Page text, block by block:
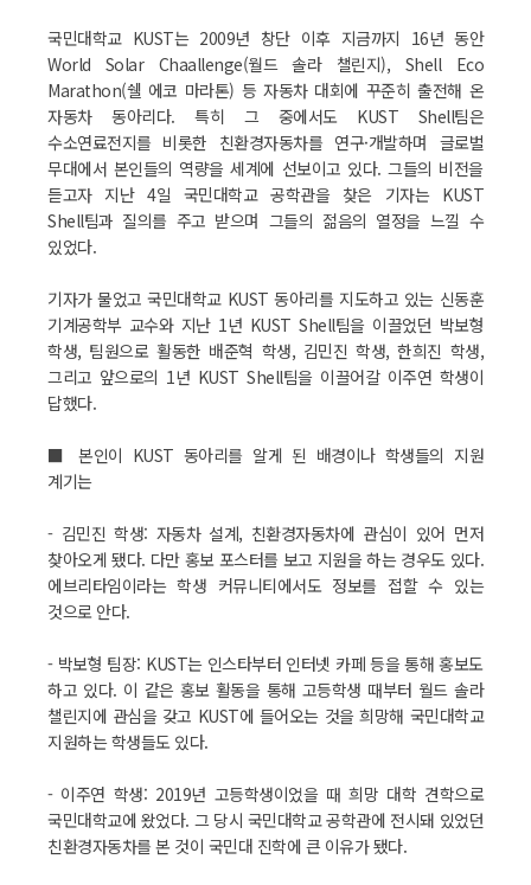
국민대학교 KUST는 2009년 창단 이후 지금까지 16년 동안
World Solar Chaallenge(월드 솔라 챌린지), Shell Eco
Marathon(쉘 에코 마라톤) 등 자동차 대회에 꾸준히 출전해 온
자동차 동아리다. 특히 그 중에서도 KUST Shell팀은
수소연료전지를 비롯한 친환경자동차를 연구·개발하며 글로벌
무대에서 본인들의 역량을 세계에 선보이고 있다. 그들의 비전을
듣고자 지난 4일 국민대학교 공학관을 찾은 기자는 KUST
Shell팀과 질의를 주고 받으며 그들의 젊음의 열정을 느낄 수
있었다.
기자가 물었고 국민대학교 KUST 동아리를 지도하고 있는 신동훈
기계공학부 교수와 지난 1년 KUST Shell팀을 이끌었던 박보형
학생, 팀원으로 활동한 배준혁 학생, 김민진 학생, 한희진 학생,
그리고 앞으로의 1년 KUST Shell팀을 이끌어갈 이주연 학생이
답했다.
■ 본인이 KUST 동아리를 알게 된 배경이나 학생들의 지원
계기는
- 김민진 학생: 자동차 설계, 친환경자동차에 관심이 있어 먼저
찾아오게 됐다. 다만 홍보 포스터를 보고 지원을 하는 경우도 있다.
에브리타임이라는 학생 커뮤니티에서도 정보를 접할 수 있는
것으로 안다.
- 박보형 팀장: KUST는 인스타부터 인터넷 카페 등을 통해 홍보도
하고 있다. 이 같은 홍보 활동을 통해 고등학생 때부터 월드 솔라
챌린지에 관심을 갖고 KUST에 들어오는 것을 희망해 국민대학교
지원하는 학생들도 있다.
- 이주연 학생: 2019년 고등학생이었을 때 희망 대학 견학으로
국민대학교에 왔었다. 그 당시 국민대학교 공학관에 전시돼 있었던
친환경자동차를 본 것이 국민대 진학에 큰 이유가 됐다.